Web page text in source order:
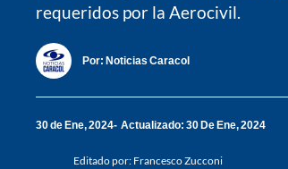
requeridos por la Aerocivil.
Por: Noticias Caracol
30 de Ene, 2024 Actualizado: 30 De Ene, 2024
Editado por: Francesco Zucconi